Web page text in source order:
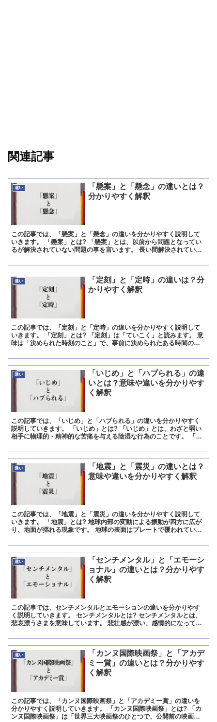
関連記事
違い
「懸案」と「懸念」の違いとは？
分かりやすく解釈
この記事では、「懸案」と「懸念」の違いを分かりやすく説明して
いきます。 「懸案」とは? 「懸案」とは、以前から問題となってい
るが解決されていない問題の事を言います。 長い間解決されていな
違い
「定刻」と「定時」の違いは？分
かりやすく解釈
この記事では、「定刻」と「定時」の違いを分かりやすく説明して
いきます。 「定刻」とは? 「定刻」は「ていこく」と読みます。 意
味は「決められた時刻のこと」で、事前に決められたある時間のこ
違い
「いじめ」と「ハブられる」の違
いとは？意味や違いを分かりやす
く解釈
この記事では、「いじめ」と「ハブられる」の違いを分かりやすく
説明していきます。 「いじめ」とは? 「いじめ」とは、わざと弱い
相手に物理的・精神的な苦痛を与える陰湿な行為のことです。 「い
違い
「地震」と「震災」の違いとは？
意味や違いを分かりやすく解釈
この記事では、「地震」と「震災」の違いを分かりやすく説明して
いきます。 「地震」とは? 地球内部の変動による振動が四方に広が
り、地面が揺れる現象です。 地球の表面はプレートで覆われていま
違い
「センチメンタル」と「エモーシ
ョナル」の違いとは？分かりやす
く解釈
この記事では、センチメンタルとエモーションの違いを分かりやす
く説明していきます。 センチメンタルとは? センチメンタルとは、
悲哀漂うさまを意味しています。 悲壮感が漂い、感情的になってい
違い
「カンヌ国際映画祭」と「アカデ
ミー賞」の違いとは？分かりやす
く解釈
この記事では、「カンヌ国際映画祭」と「アカデミー賞」の違いを
分かりやすく説明していきます。 「カンヌ国際映画祭」とは? 「カ
ンヌ国際映画祭」は「世界三大映画祭のひとつで、公開前の映画を